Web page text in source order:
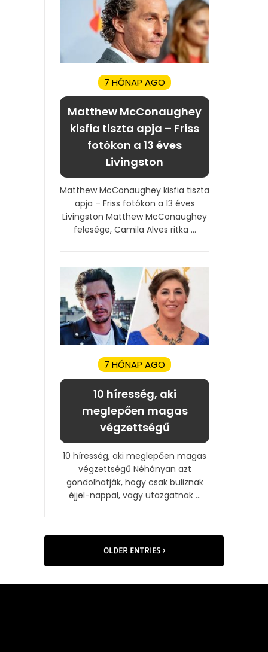
7 HÓNAP AGO
Matthew McConaughey
kisfia tiszta apja – Friss
fotókon a 13 éves
Livingston
Matthew McConaughey kisfia tiszta
apja – Friss fotókon a 13 éves
Livingston Matthew McConaughey
felesége, Camila Alves ritka ...
7 HÓNAP AGO
10 híresség, aki
meglepően magas
végzettségű
10 híresség, aki meglepően magas
végzettségű Néhányan azt
gondolhatják, hogy csak buliznak
éjjel-nappal, vagy utazgatnak ...
OLDER ENTRIES ›